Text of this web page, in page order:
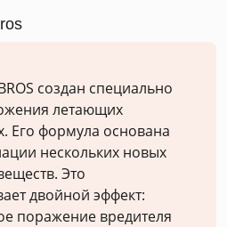
создан специально
летающих
Его формула основана
нескольких новых
Это
двойной эффект:
поражение вредителя